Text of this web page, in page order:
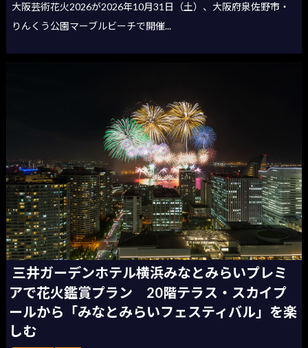
大阪芸術花火2026が2026年10月31日（土）、大阪府泉佐野市・
りんくう公園マーブルビーチで開催...
三井ガーデンホテル横浜みなとみらいプレミ
アで花火鑑賞プラン 20階テラス・スカイプ
ールから「みなとみらいフェスティバル」を楽
しむ